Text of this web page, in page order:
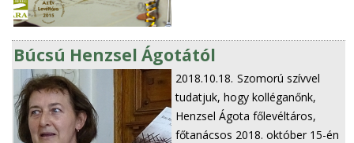
Búcsú Henzsel Ágotától
2018.10.18. Szomorú szívvel
tudatjuk, hogy kolléganőnk,
Henzsel Ágota főlevéltáros,
főtanácsos 2018. október 15-én